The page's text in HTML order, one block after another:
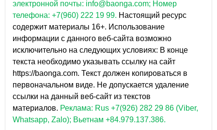
электронной почты: info@baonga.com; Номер
телефона: +7(960) 222 19 99. Настоящий ресурс
содержит материалы 16+. Использование
информации с данного веб-сайта возможно
исключительно на следующих условиях: В конце
текста необходимо указывать ссылку на сайт
https://baonga.com. Текст должен копироваться в
первоначальном виде. Не допускается удаление
ссылки на данный веб-сайт из текстов
материалов. Реклама: Rus +7(926) 282 29 86 (Viber,
Whatsapp, Zalo); Вьетнам +84.979.137.386.